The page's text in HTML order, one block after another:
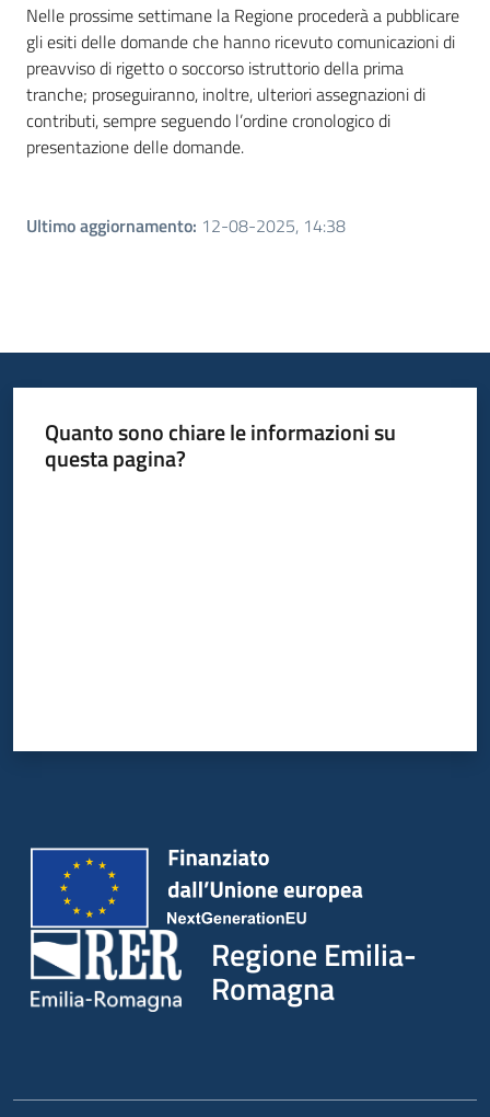
Nelle prossime settimane la Regione procederà a pubblicare
gli esiti delle domande che hanno ricevuto comunicazioni di
preavviso di rigetto o soccorso istruttorio della prima
tranche; proseguiranno, inoltre, ulteriori assegnazioni di
contributi, sempre seguendo l’ordine cronologico di
presentazione delle domande.
Ultimo aggiornamento: 12-08-2025, 14:38
Quanto sono chiare le informazioni su
questa pagina?
Regione Emilia-
Romagna